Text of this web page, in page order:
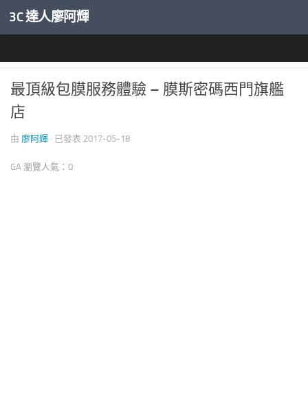
內文下方
3C 達人廖阿輝
最頂級包膜服務體驗 – 膜斯密碼西門旗艦
店
由 廖阿輝 · 已發表 2017-05-18
GA 瀏覽人氣：0